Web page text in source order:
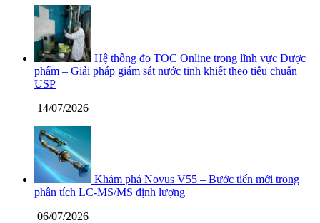
Hệ thống đo TOC Online trong lĩnh vực Dược
phẩm – Giải pháp giám sát nước tinh khiết theo tiêu chuẩn
USP
14/07/2026
Khám phá Novus V55 – Bước tiến mới trong
phân tích LC-MS/MS định lượng
06/07/2026